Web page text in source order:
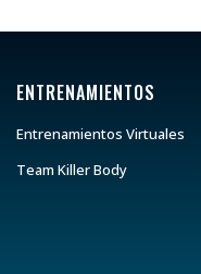
ENTRENAMIENTOS
Entrenamientos Virtuales
Team Killer Body